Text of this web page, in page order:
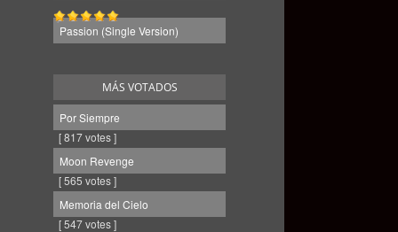
Passion (Single Version)
MÁS VOTADOS
Por Siempre
[ 817 votes ]
Moon Revenge
[ 565 votes ]
Memoria del Cielo
[ 547 votes ]